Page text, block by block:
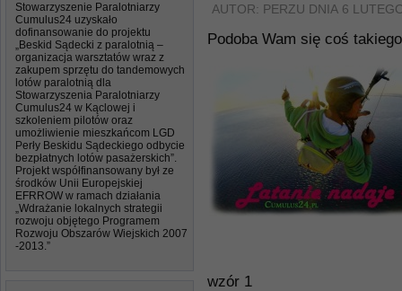
Stowarzyszenie Paralotniarzy
Cumulus24 uzyskało
dofinansowanie do projektu
„Beskid Sądecki z paralotnią –
organizacja warsztatów wraz z
zakupem sprzętu do tandemowych
lotów paralotnią dla
Stowarzyszenia Paralotniarzy
Cumulus24 w Kąclowej i
szkoleniem pilotów oraz
umożliwienie mieszkańcom LGD
Perły Beskidu Sądeckiego odbycie
bezpłatnych lotów pasażerskich”.
Projekt współfinansowany był ze
środków Unii Europejskiej
EFRROW w ramach działania
„Wdrażanie lokalnych strategii
rozwoju objętego Programem
Rozwoju Obszarów Wiejskich 2007
-2013.”
AUTOR: PERZU DNIA 6
Podoba Wam się coś
wzór 1